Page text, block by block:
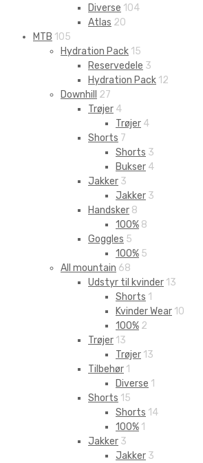
Diverse 104
Atlas 20
MTB 105
Hydration Pack 15
Reservedele 3
Hydration Pack 12
Downhill
27
Trøjer 4
Trøjer 4
Shorts 7
Shorts 3
Bukser 4
Jakker 3
Jakker 3
Handsker 8
100% 8
Goggles 5
100% 5
All mountain 68
Udstyr til kvinder 13
Shorts 1
Kvinder Wear 10
100% 2
Trøjer 13
Trøjer 13
Tilbehør 1
Diverse 1
Shorts 15
Shorts 14
100% 1
Jakker 3
Jakker 3